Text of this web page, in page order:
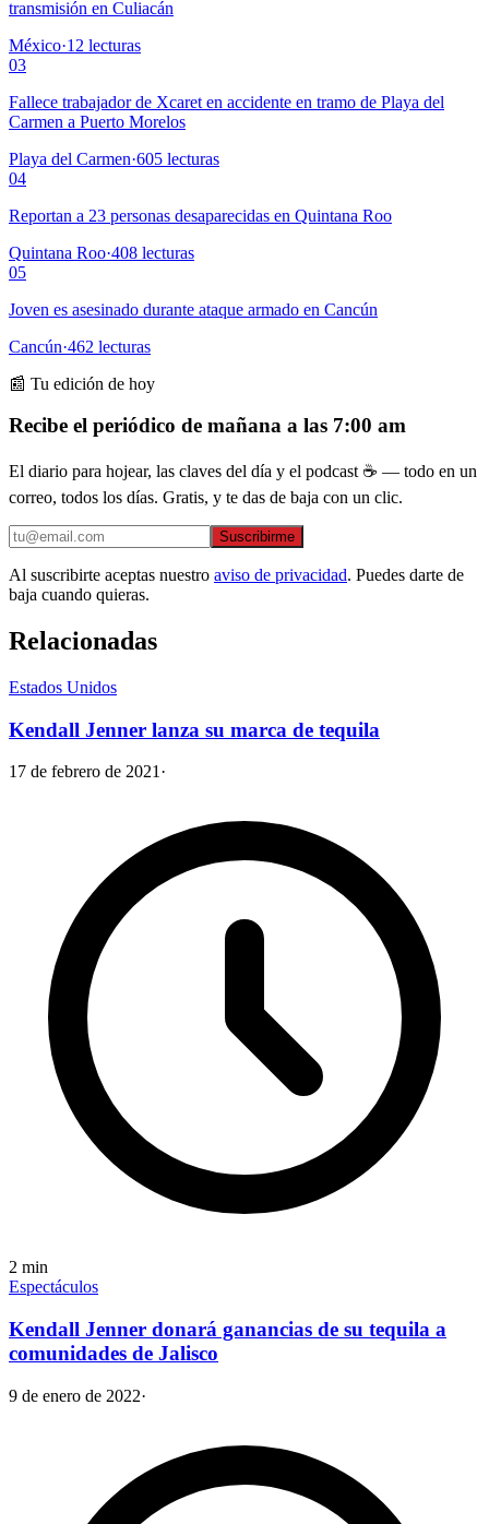
transmisión en Culiacán
México·12 lecturas
03
Fallece trabajador de Xcaret en accidente en tramo de Playa del
Carmen a Puerto Morelos
Playa del Carmen·605 lecturas
04
Reportan a 23 personas desaparecidas en Quintana Roo
Quintana Roo·408 lecturas
05
Joven es asesinado durante ataque armado en Cancún
Cancún·462 lecturas
📰 Tu edición de hoy
Recibe el periódico de mañana a las 7:00 am
El diario para hojear, las claves del día y el podcast ☕ — todo en un
correo, todos los días. Gratis, y te das de baja con un clic.
Suscribirme
Al suscribirte aceptas nuestro aviso de privacidad. Puedes darte de
baja cuando quieras.
Relacionadas
Estados Unidos
Kendall Jenner lanza su marca de tequila
17 de febrero de 2021 ·
2 min
Espectáculos
Kendall Jenner donará ganancias de su tequila a
comunidades de Jalisco
9 de enero de 2022·